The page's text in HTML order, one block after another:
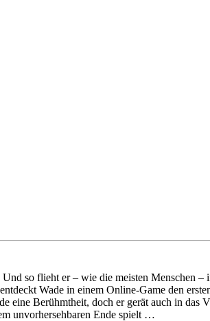
so flieht er – wie die meisten Menschen
Wade in einem Online-Game den
eine Berühmtheit, doch er gerät auch in
unvorhersehbaren Ende spielt …